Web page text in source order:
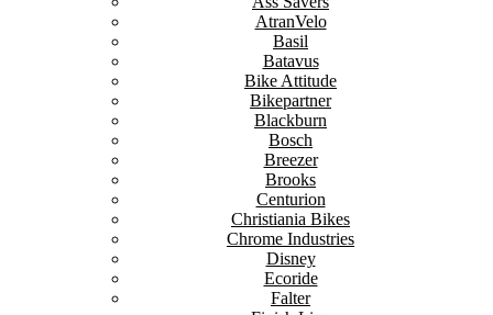
AtranVelo
Basil
Batavus
Bike Attitude
Bikepartner
Blackburn
Bosch
Breezer
Brooks
Centurion
Christiania Bikes
Chrome Industries
Disney
Ecoride
Falter